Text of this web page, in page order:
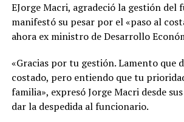
EJorge Macri, agradeció la gestión del
manifestó su pesar por el «paso al
ahora ex ministro de Desarrollo
«Gracias por tu gestión. Lamento que
costado, pero entiendo que tu
familia», expresó Jorge Macri desde
dar la despedida al funcionario.